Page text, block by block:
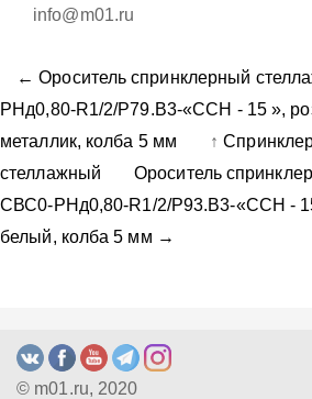
info@m01.ru
← Ороситель спринклерный
PНд0,80-R1/2/P79.B3-«ССН - 15 »,
металлик, колба 5 мм
↑
стеллажный
Ороситель
CВС0-PНд0,80-R1/2/P93.B3-«ССН -
белый, колба 5 мм →
© m01.ru, 2020